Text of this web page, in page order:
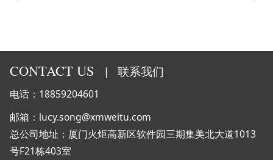
CONTACT US | 联系我们
电话：18859204601
邮箱：lucy.song@xmweitu.com
总公司地址：厦门火炬高新区软件园三期集美北大道1013
号F21栋403室